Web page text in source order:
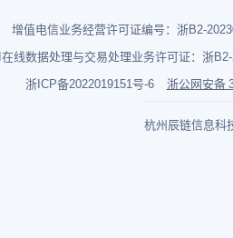
增值电信业务经营许可证编号：浙B2-
线数据处理与交易处理业务许可证：浙
浙ICP备2022019151号-6
浙公网安备
杭州辰链信息科